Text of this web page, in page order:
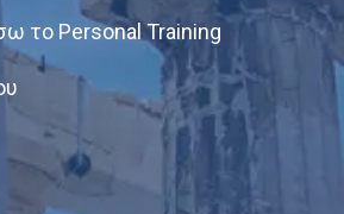
το Personal Training